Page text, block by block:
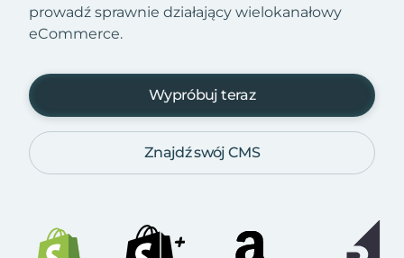
prowadź sprawnie działający wielokanałowy
eCommerce.
Wypróbuj teraz
Znajdź swój CMS